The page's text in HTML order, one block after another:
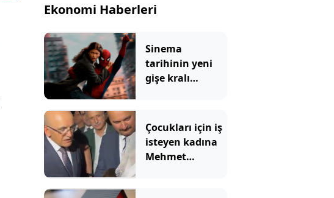
Ekonomi Haberleri
Sinema
tarihinin yeni
gişe kralı
geçti
Çocukları için iş
isteyen kadına
Mehmet